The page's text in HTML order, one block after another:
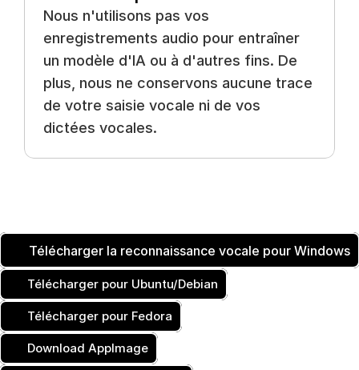
Télécharger la reconnaissance vocale pour Windows
Télécharger pour Ubuntu/Debian
Télécharger pour Fedora
Download AppImage
Nous n'utilisons pas vos
enregistrements audio pour entraîner
un modèle d'IA ou à d'autres fins. De
plus, nous ne conservons aucune trace
de votre saisie vocale ni de vos
dictées vocales.